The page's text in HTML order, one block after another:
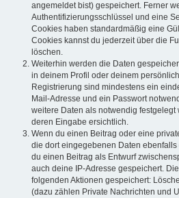
angemeldet bist) gespeichert. Ferner
Authentifizierungsschlüssel und eine
Cookies haben standardmäßig eine
Cookies kannst du jederzeit über die
löschen.
Weiterhin werden die Daten
in deinem Profil oder deinem
Registrierung sind mindestens ein
Mail-Adresse und ein Passwort
weitere Daten als notwendig festgelegt
deren Eingabe ersichtlich.
Wenn du einen Beitrag oder eine
die dort eingegebenen Daten
du einen Beitrag als Entwurf
auch deine IP-Adresse gespeichert.
folgenden Aktionen gespeichert:
(dazu zählen Private Nachrichten und